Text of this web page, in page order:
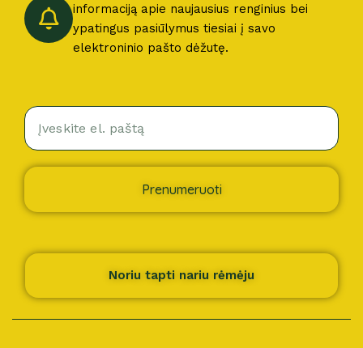
informaciją apie naujausius renginius bei
ypatingus pasiūlymus tiesiai į savo
elektroninio pašto dėžutę.
Prenumeruoti
Noriu tapti nariu rėmėju